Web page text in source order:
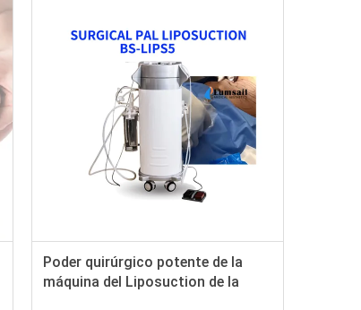
Poder quirúrgico potente de la
máquina del Liposuction de la